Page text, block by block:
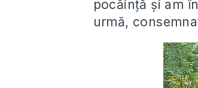
pocăință și am
urmă,